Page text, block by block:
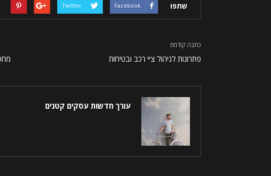
שתפו Facebook
Twitter
כתבה קודמת
פתרונות לניהול ציי רכב ובטיחות
עורך חדשות עסקים קטנים